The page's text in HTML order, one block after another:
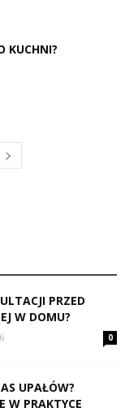
KUCHNI?
PRZED
W DOMU?
0
UPAŁÓW?
W PRAKTYCE